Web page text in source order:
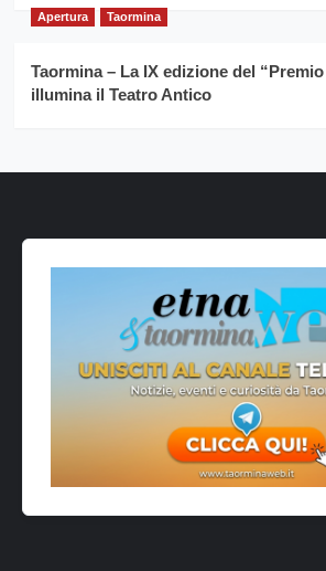
Apertura Taormina
Taormina – La IX edizione del
illumina il Teatro Antico